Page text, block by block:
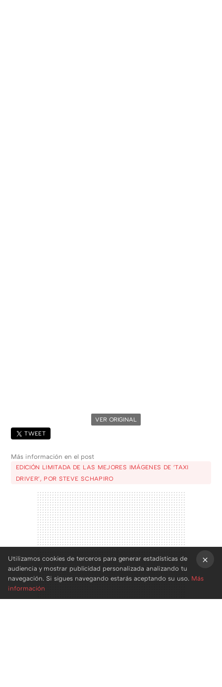
VER ORIGINAL
TWEET
Más información en el post
EDICIÓN LIMITADA DE LAS MEJORES IMÁGENES DE 'TAXI
DRIVER', POR STEVE SCHAPIRO
Utilizamos cookies de terceros para generar estadísticas de
audiencia y mostrar publicidad personalizada analizando tu
navegación. Si sigues navegando estarás aceptando su uso. Más
información